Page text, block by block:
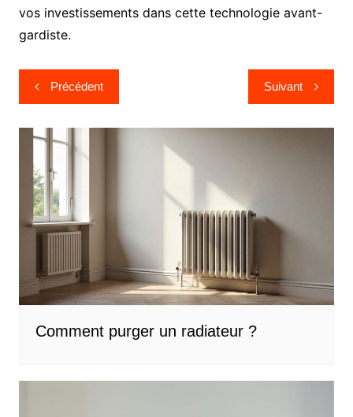
vos investissements dans cette technologie avant-
gardiste.
Navigation
de
l’article
Précédent Suivant
Comment purger un radiateur ?